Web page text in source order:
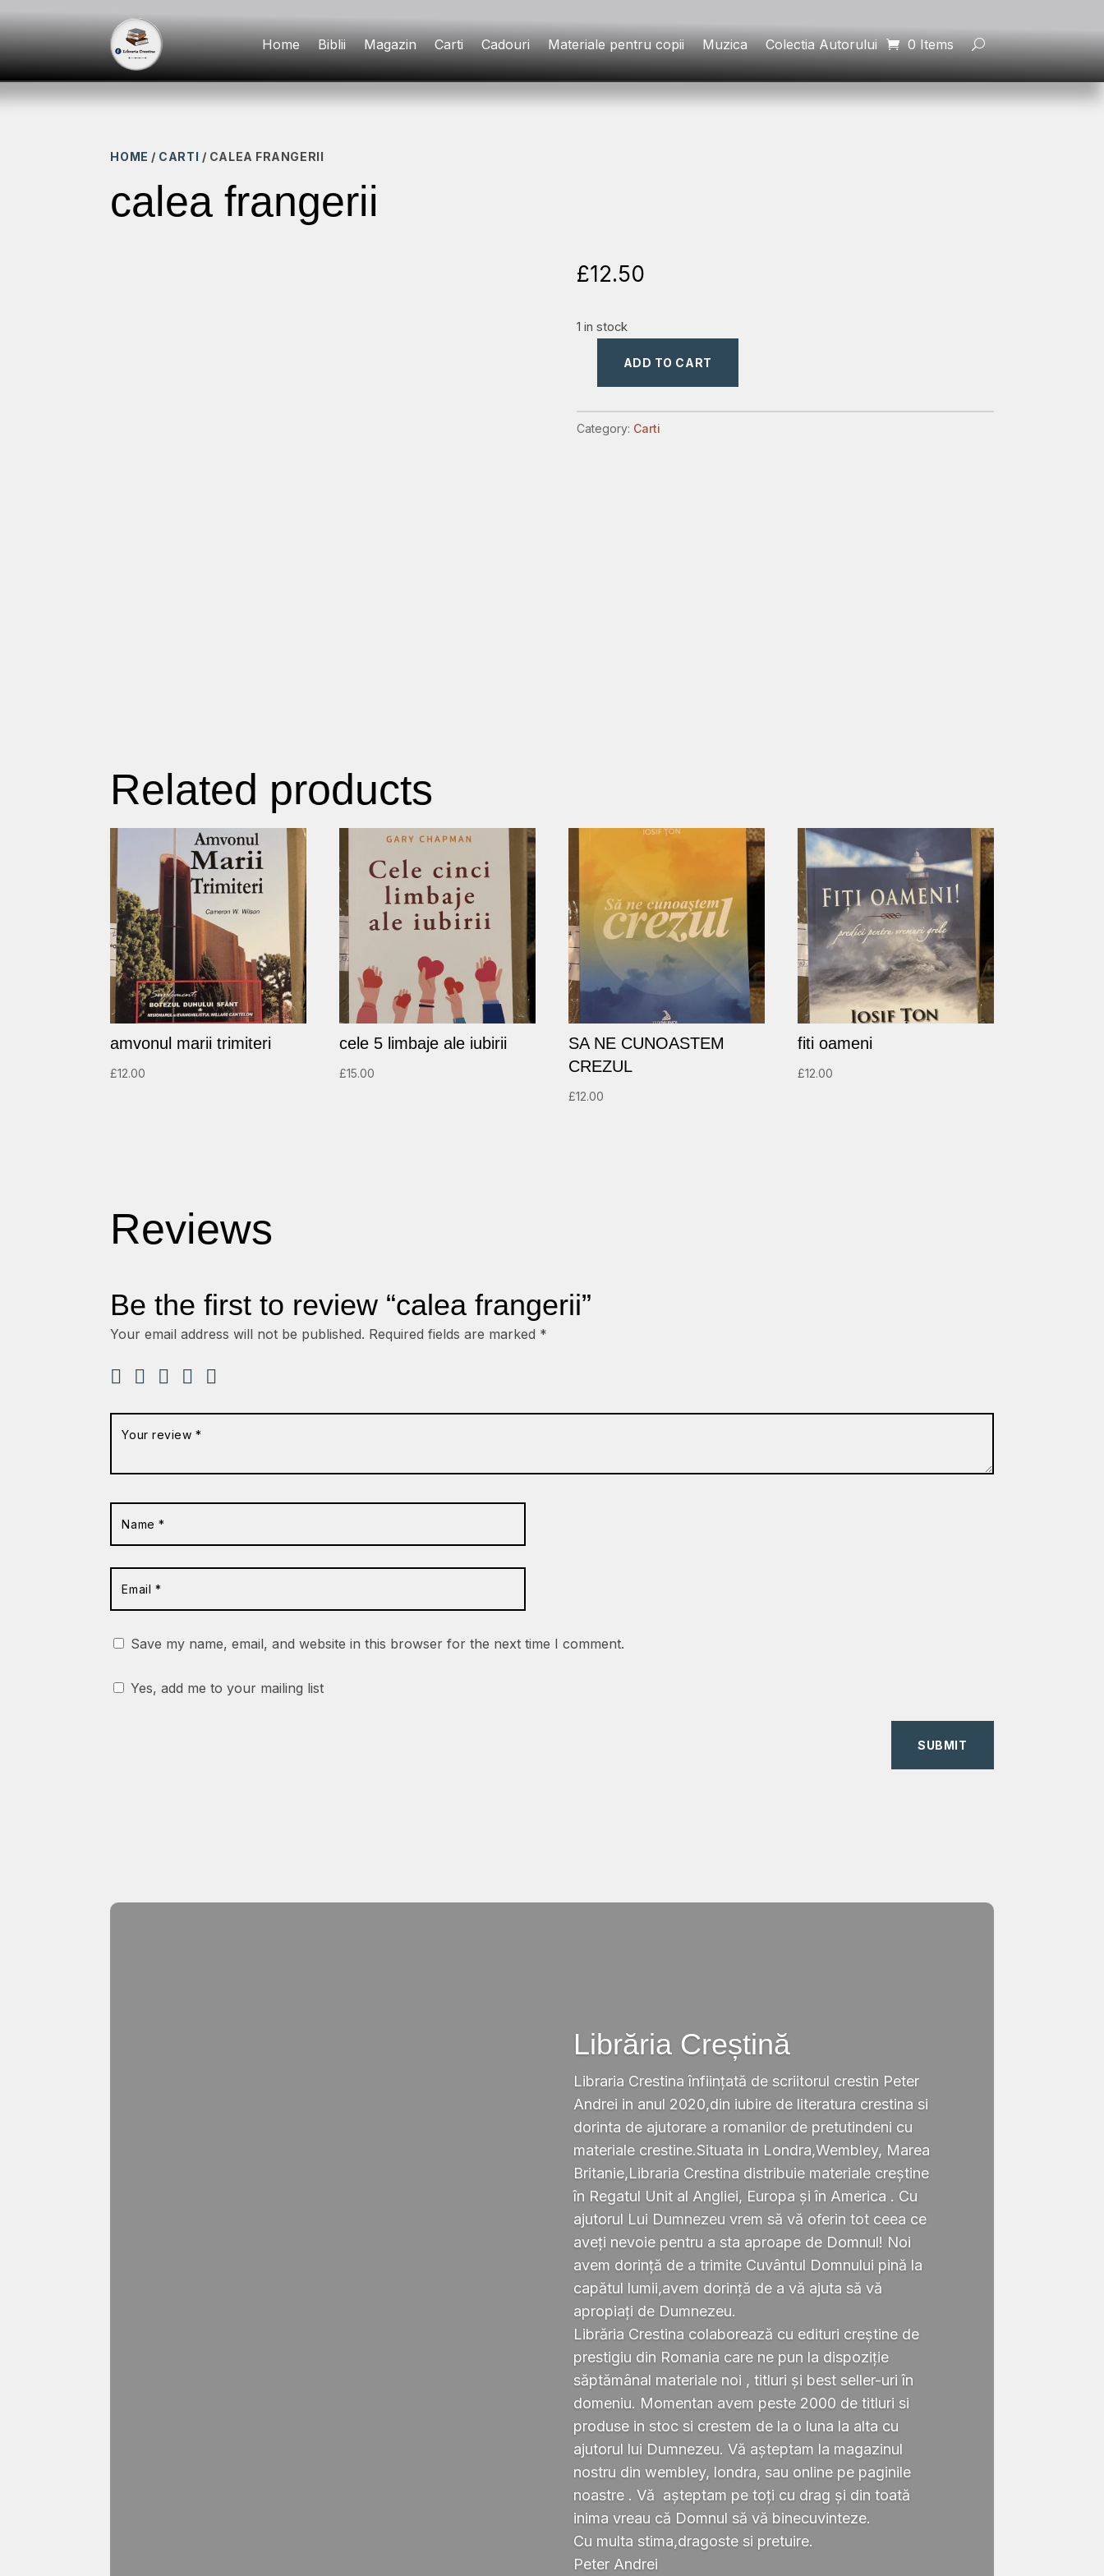
Home Biblii Magazin Carti Cadouri Materiale pentru copii Muzica Colectia Autorului 0 Items
HOME / CARTI / CALEA FRANGERII
calea frangerii
£12.50
1 in stock
ADD TO CART
Category: Carti
Related products
amvonul marii trimiteri
£12.00
cele 5 limbaje ale iubirii
£15.00
SA NE CUNOASTEM
CREZUL
£12.00
fiti oameni
£12.00
Reviews
Be the first to review “calea frangerii”
Your email address will not be published. Required fields are marked *
Save my name, email, and website in this browser for the next time I comment.
Yes, add me to your mailing list
SUBMIT
Librăria Creștină
Libraria Crestina înființată de scriitorul crestin Peter
Andrei in anul 2020,din iubire de literatura crestina si
dorinta de ajutorare a romanilor de pretutindeni cu
materiale crestine.Situata in Londra,Wembley, Marea
Britanie,Libraria Crestina distribuie materiale creștine
în Regatul Unit al Angliei, Europa și în America . Cu
ajutorul Lui Dumnezeu vrem să vă oferin tot ceea ce
aveți nevoie pentru a sta aproape de Domnul! Noi
avem dorință de a trimite Cuvântul Domnului pină la
capătul lumii,avem dorință de a vă ajuta să vă
apropiați de Dumnezeu.
Librăria Crestina colaborează cu edituri creștine de
prestigiu din Romania care ne pun la dispoziție
săptămânal materiale noi , titluri și best seller-uri în
domeniu. Momentan avem peste 2000 de titluri si
produse in stoc si crestem de la o luna la alta cu
ajutorul lui Dumnezeu. Vă așteptam la magazinul
nostru din wembley, londra, sau online pe paginile
noastre . Vă așteptam pe toți cu drag și din toată
inima vreau că Domnul să vă binecuvinteze.
Cu multa stima,dragoste si pretuire.
Peter Andrei